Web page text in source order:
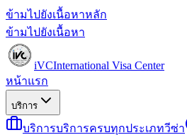
ข้ามไปยังเนื้อหาหลัก
ข้ามไปยังเนื้อหา
iVCInternational Visa Center
หน้าแรก
บริการ
บริการบริการครบทุกประเภทวีซ่า